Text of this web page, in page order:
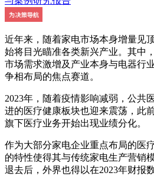
近年来，随着家电市场本身增量见
始将目光瞄准各类新兴产业。其中
市场需求激增及产业本身与电器行
争相布局的焦点赛道。
2023年，随着疫情影响减弱，公共
进的医疗健康板块也迎来震荡，此
旗下医疗业务开始出现业绩分化。
作为大部分家电企业重点布局的医
的特性使得其与传统家电生产营销
退去后，外界也得以在2023年财报